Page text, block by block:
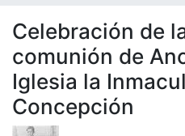
Celebración de
comunión de
Iglesia la
Concepción